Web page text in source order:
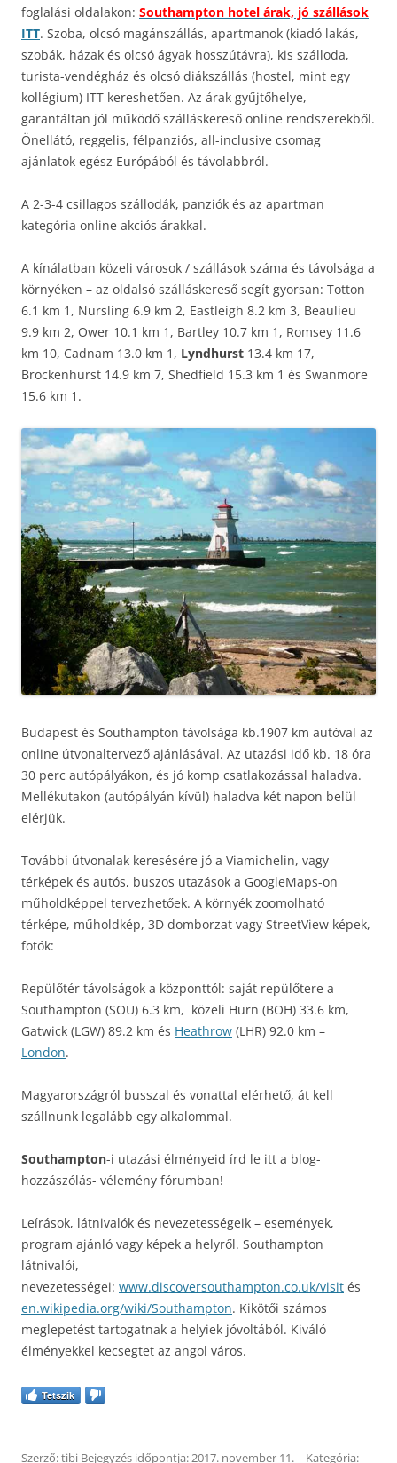
foglalási oldalakon: Southampton hotel árak, jó szállások
ITT. Szoba, olcsó magánszállás, apartmanok (kiadó lakás,
szobák, házak és olcsó ágyak hosszútávra), kis szálloda,
turista-vendégház és olcsó diákszállás (hostel, mint egy
kollégium) ITT kereshetően. Az árak gyűjtőhelye,
garantáltan jól működő szálláskereső online rendszerekből.
Önellátó, reggelis, félpanziós, all-inclusive csomag
ajánlatok egész Európából és távolabbról.
A 2-3-4 csillagos szállodák, panziók és az apartman
kategória online akciós árakkal.
A kínálatban közeli városok / szállások száma és távolsága a
környéken – az oldalsó szálláskereső segít gyorsan: Totton
6.1 km 1, Nursling 6.9 km 2, Eastleigh 8.2 km 3, Beaulieu
9.9 km 2, Ower 10.1 km 1, Bartley 10.7 km 1, Romsey 11.6
km 10, Cadnam 13.0 km 1, Lyndhurst 13.4 km 17,
Brockenhurst 14.9 km 7, Shedfield 15.3 km 1 és Swanmore
15.6 km 1.
Budapest és Southampton távolsága kb.1907 km autóval az
online útvonaltervező ajánlásával. Az utazási idő kb. 18 óra
30 perc autópályákon, és jó komp csatlakozással haladva.
Mellékutakon (autópályán kívül) haladva két napon belül
elérjük.
További útvonalak keresésére jó a Viamichelin, vagy
térképek és autós, buszos utazások a GoogleMaps-on
műholdképpel tervezhetőek. A környék zoomolható
térképe, műholdkép, 3D domborzat vagy StreetView képek,
fotók:
Repülőtér távolságok a központtól: saját repülőtere a
Southampton (SOU) 6.3 km, közeli Hurn (BOH) 33.6 km,
Gatwick (LGW) 89.2 km és Heathrow (LHR) 92.0 km –
London.
Magyarországról busszal és vonattal elérhető, át kell
szállnunk legalább egy alkalommal.
Southampton-i utazási élményeid írd le itt a blog-
hozzászólás- vélemény fórumban!
Leírások, látnivalók és nevezetességeik – események,
program ajánló vagy képek a helyről. Southampton
látnivalói,
nevezetességei: www.discoversouthampton.co.uk/visit és
en.wikipedia.org/wiki/Southampton. Kikötői számos
meglepetést tartogatnak a helyiek jóvoltából. Kiváló
élményekkel kecsegtet az angol város.
Tetszik
Szerző:tibi Bejegyzés időpontja:2017. november 11. | Kategória: